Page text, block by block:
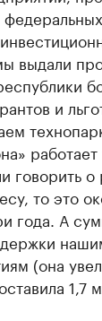
выдали
и
говорить о
то это
года. А
(она
1,7